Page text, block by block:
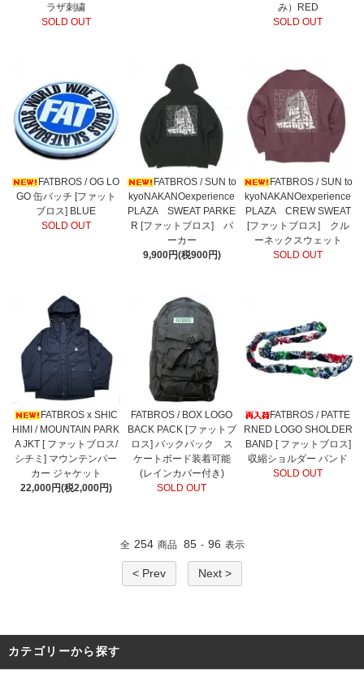
ラザ刺繍
SOLD OUT
み）RED
SOLD OUT
FATBROS / OG LO
GO 缶バッチ [ファット
ブロス] BLUE
SOLD OUT
FATBROS / SUN to
kyoNAKANOexperience
PLAZA SWEAT PARKE
R [ファットブロス] パ
ーカー
9,900円(税900円)
FATBROS / SUN to
kyoNAKANOexperience
PLAZA CREW SWEAT
[ファットブロス] クル
ーネックスウェット
SOLD OUT
FATBROS x SHIC
HIMI / MOUNTAIN PARK
A JKT [ ファットブロス/
シチミ] マウンテンパー
カー ジャケット
22,000円(税2,000円)
FATBROS / BOX LOGO
BACK PACK [ファットブ
ロス] バックパック ス
ケートボード装着可能
(レインカバー付き)
SOLD OUT
FATBROS / PATTE
RNED LOGO SHOLDER
BAND [ ファットブロス]
収縮ショルダー バンド
SOLD OUT
全 254 商品 85 - 96 表示
< Prev Next >
カテゴリーから探す